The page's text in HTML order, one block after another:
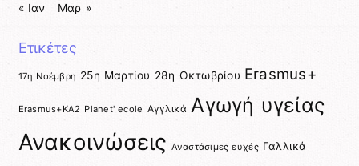
« Ιαν Μαρ »
Ετικέτες
17η Νοέμβρη 25η Μαρτίου 28η Οκτωβρίου Erasmus+
Erasmus+KA2 Planet' ecole Αγγλικά Αγωγή υγείας
Ανακοινώσεις Αναστάσιμες ευχές Γαλλικά